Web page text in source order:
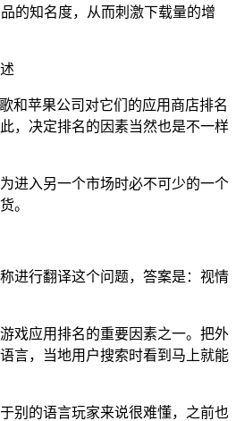
的知名度，从而刺激下载量的增
和苹果公司对它们的应用商店排名
，决定排名的因素当然也是不一样
进入另一个市场时必不可少的一个
。
进行翻译这个问题，答案是：视情
戏应用排名的重要因素之一。把外
言，当地用户搜索时看到马上就能
别的语言玩家来说很难懂，之前也